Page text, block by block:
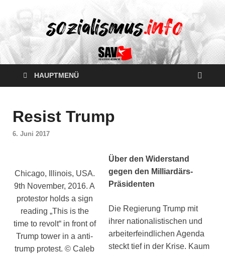
HAUPTMENÜ
Resist Trump
6. Juni 2017
Chicago, Illinois, USA.
9th November, 2016. A
protestor holds a sign
reading „This is the
time to revolt“ in front of
Trump tower in a anti-
trump protest. © Caleb
Über den Widerstand
gegen den Milliardärs-
Präsidenten
Die Regierung Trump mit
ihrer nationalistischen und
arbeiterfeindlichen Agenda
steckt tief in der Krise. Kaum